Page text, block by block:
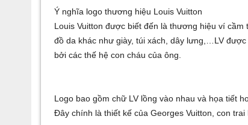
Ý nghĩa logo thương hiệu Louis Vuitton
Louis Vuitton được biết đến là thương hiệu ví
đồ da khác như giày, túi xách, dây lưng,…LV
bởi các thế hệ con cháu của ông.
Logo bao gồm chữ LV lồng vào nhau và họa tiết
Đây chính là thiết kế của Georges Vuitton, con